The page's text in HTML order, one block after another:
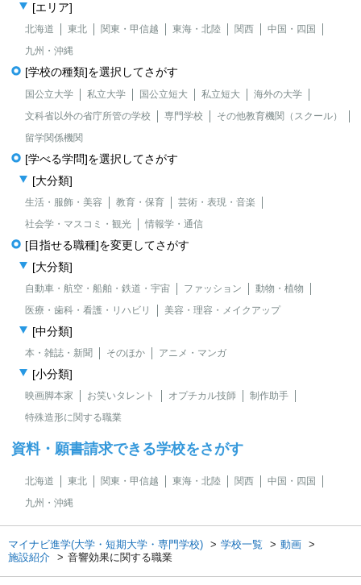
[エリア]
北海道 東北 関東・甲信越 東海・北陸 関西
中国・四国
九州・沖縄
[学校の種類]を選択してさがす
国公立大学 私立大学 国公立短大 私立短大
海外の大学
文科省以外の省庁所管の学校
専門学校
その他教育機関（スクール）
留学関係機関
[学べる学問]を選択してさがす
[大分類]
生活・服飾・美容 教育・保育
芸術・表現・音楽
社会学・マスコミ・観光
情報学・通信
[目指せる職種]を変更してさがす
[大分類]
自動車・航空・船舶・鉄道・宇宙 ファッション
動物・植物
医療・歯科・看護・リハビリ
美容・理容・メイクアップ
[中分類]
本・雑誌・新聞 そのほか アニメ・マンガ
[小分類]
映画脚本家 お笑いタレント オプチカル技師
制作助手
特殊造形に関する職業
資料・願書請求できる学校をさがす
北海道 東北 関東・甲信越 東海・北陸 関西
中国・四国
九州・沖縄
マイナビ進学(大学・短期大学・専門学校) 学校一覧
動画
施設紹介
音響効果に関する職業